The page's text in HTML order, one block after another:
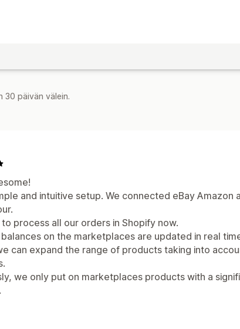
30 päivän välein.
and intuitive setup. We connected eBay Amazon
process all our orders in Shopify now.
on the marketplaces are updated in real
can expand the range of products taking into
we only put on marketplaces products with a